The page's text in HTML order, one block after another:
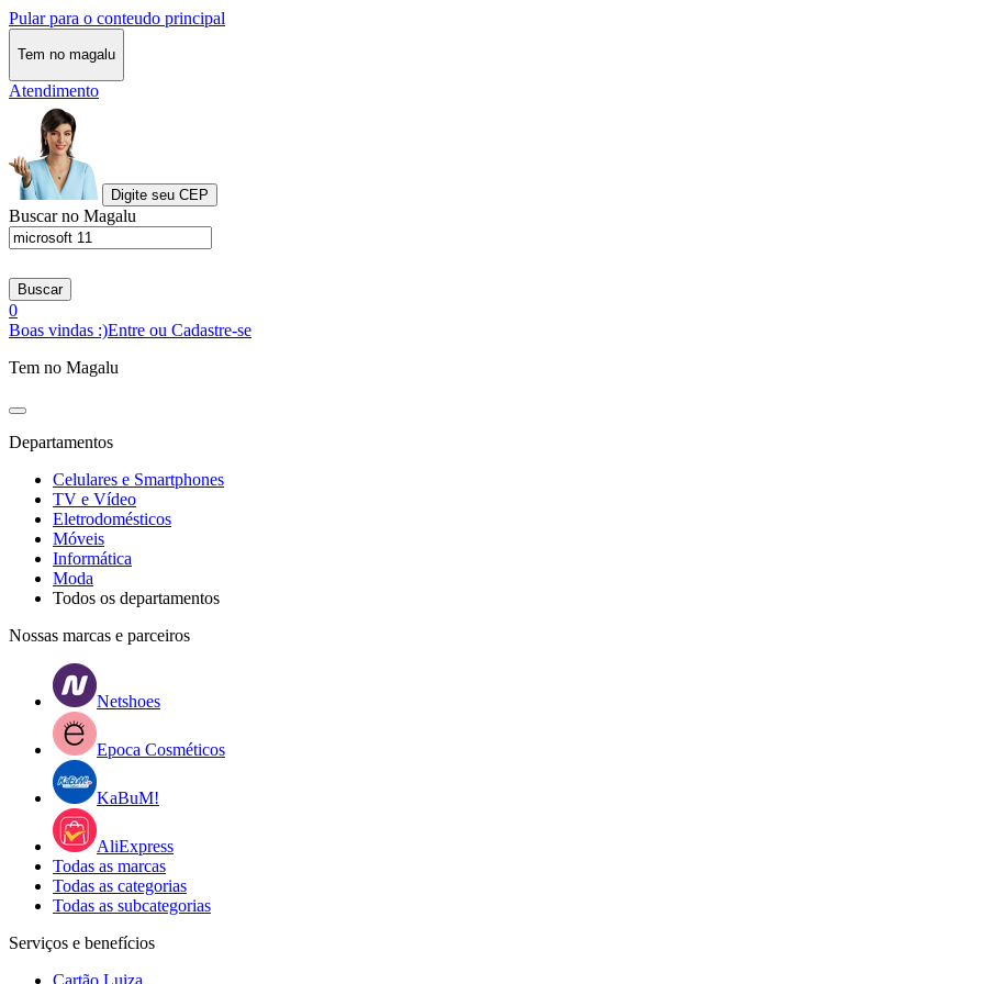
Pular para o conteudo principal
Tem no magalu
Atendimento
Digite seu CEP
Buscar no Magalu
Buscar
0
Boas vindas :)Entre ou Cadastre-se
Tem no Magalu
Departamentos
Celulares e Smartphones
TV e Vídeo
Eletrodomésticos
Móveis
Informática
Moda
Todos os departamentos
Nossas marcas e parceiros
Netshoes
Epoca Cosméticos
KaBuM!
AliExpress
Todas as marcas
Todas as categorias
Todas as subcategorias
Serviços e benefícios
Cartão Luiza